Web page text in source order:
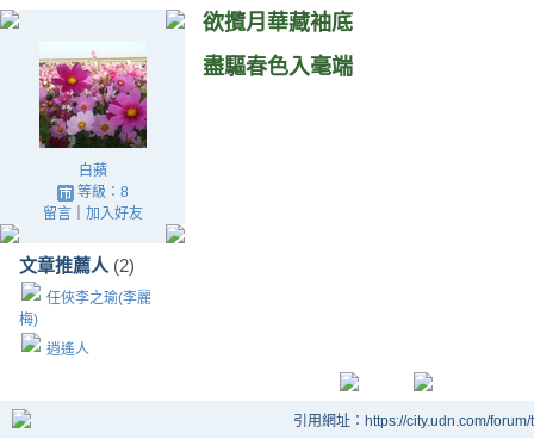
白蘋
等級：8
留言｜ 加入好友
文章推薦人 (2)
任俠李之瑜(李麗
梅)
逍遙人
欲攬月華藏袖底
盡驅春色入毫端
引用網址：https://city.udn.com/